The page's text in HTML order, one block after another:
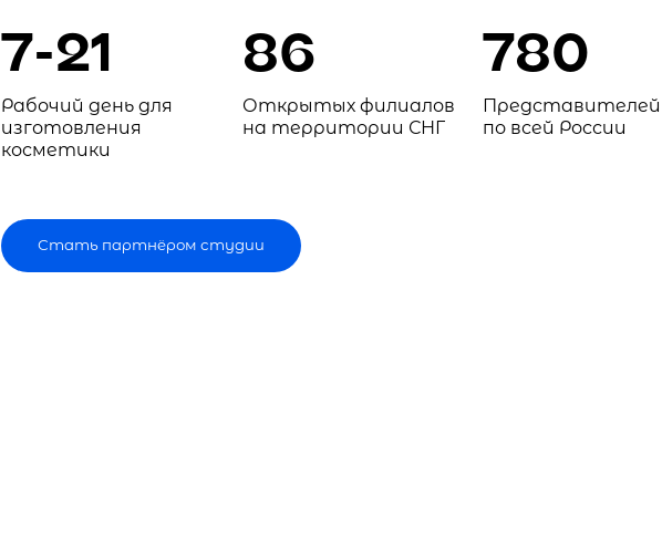
7-21
Рабочий день для
изготовления
косметики
86
Открытых филиалов
на территории СНГ
780
Представителей
по всей России
Стать партнёром студии